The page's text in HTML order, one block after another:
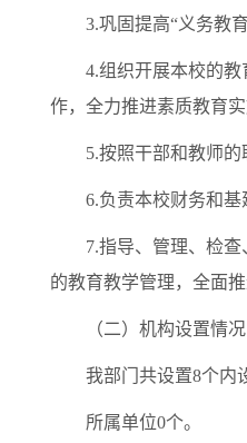
3.巩固提高“义务教育
4.组织开展本校的
作，全力推进素质教育实
5.按照干部和教师的
6.负责本校财务和基
7.指导、管理、检
的教育教学管理，全面
（二）机构设置情况
我部门共设置8个内
所属单位0个。